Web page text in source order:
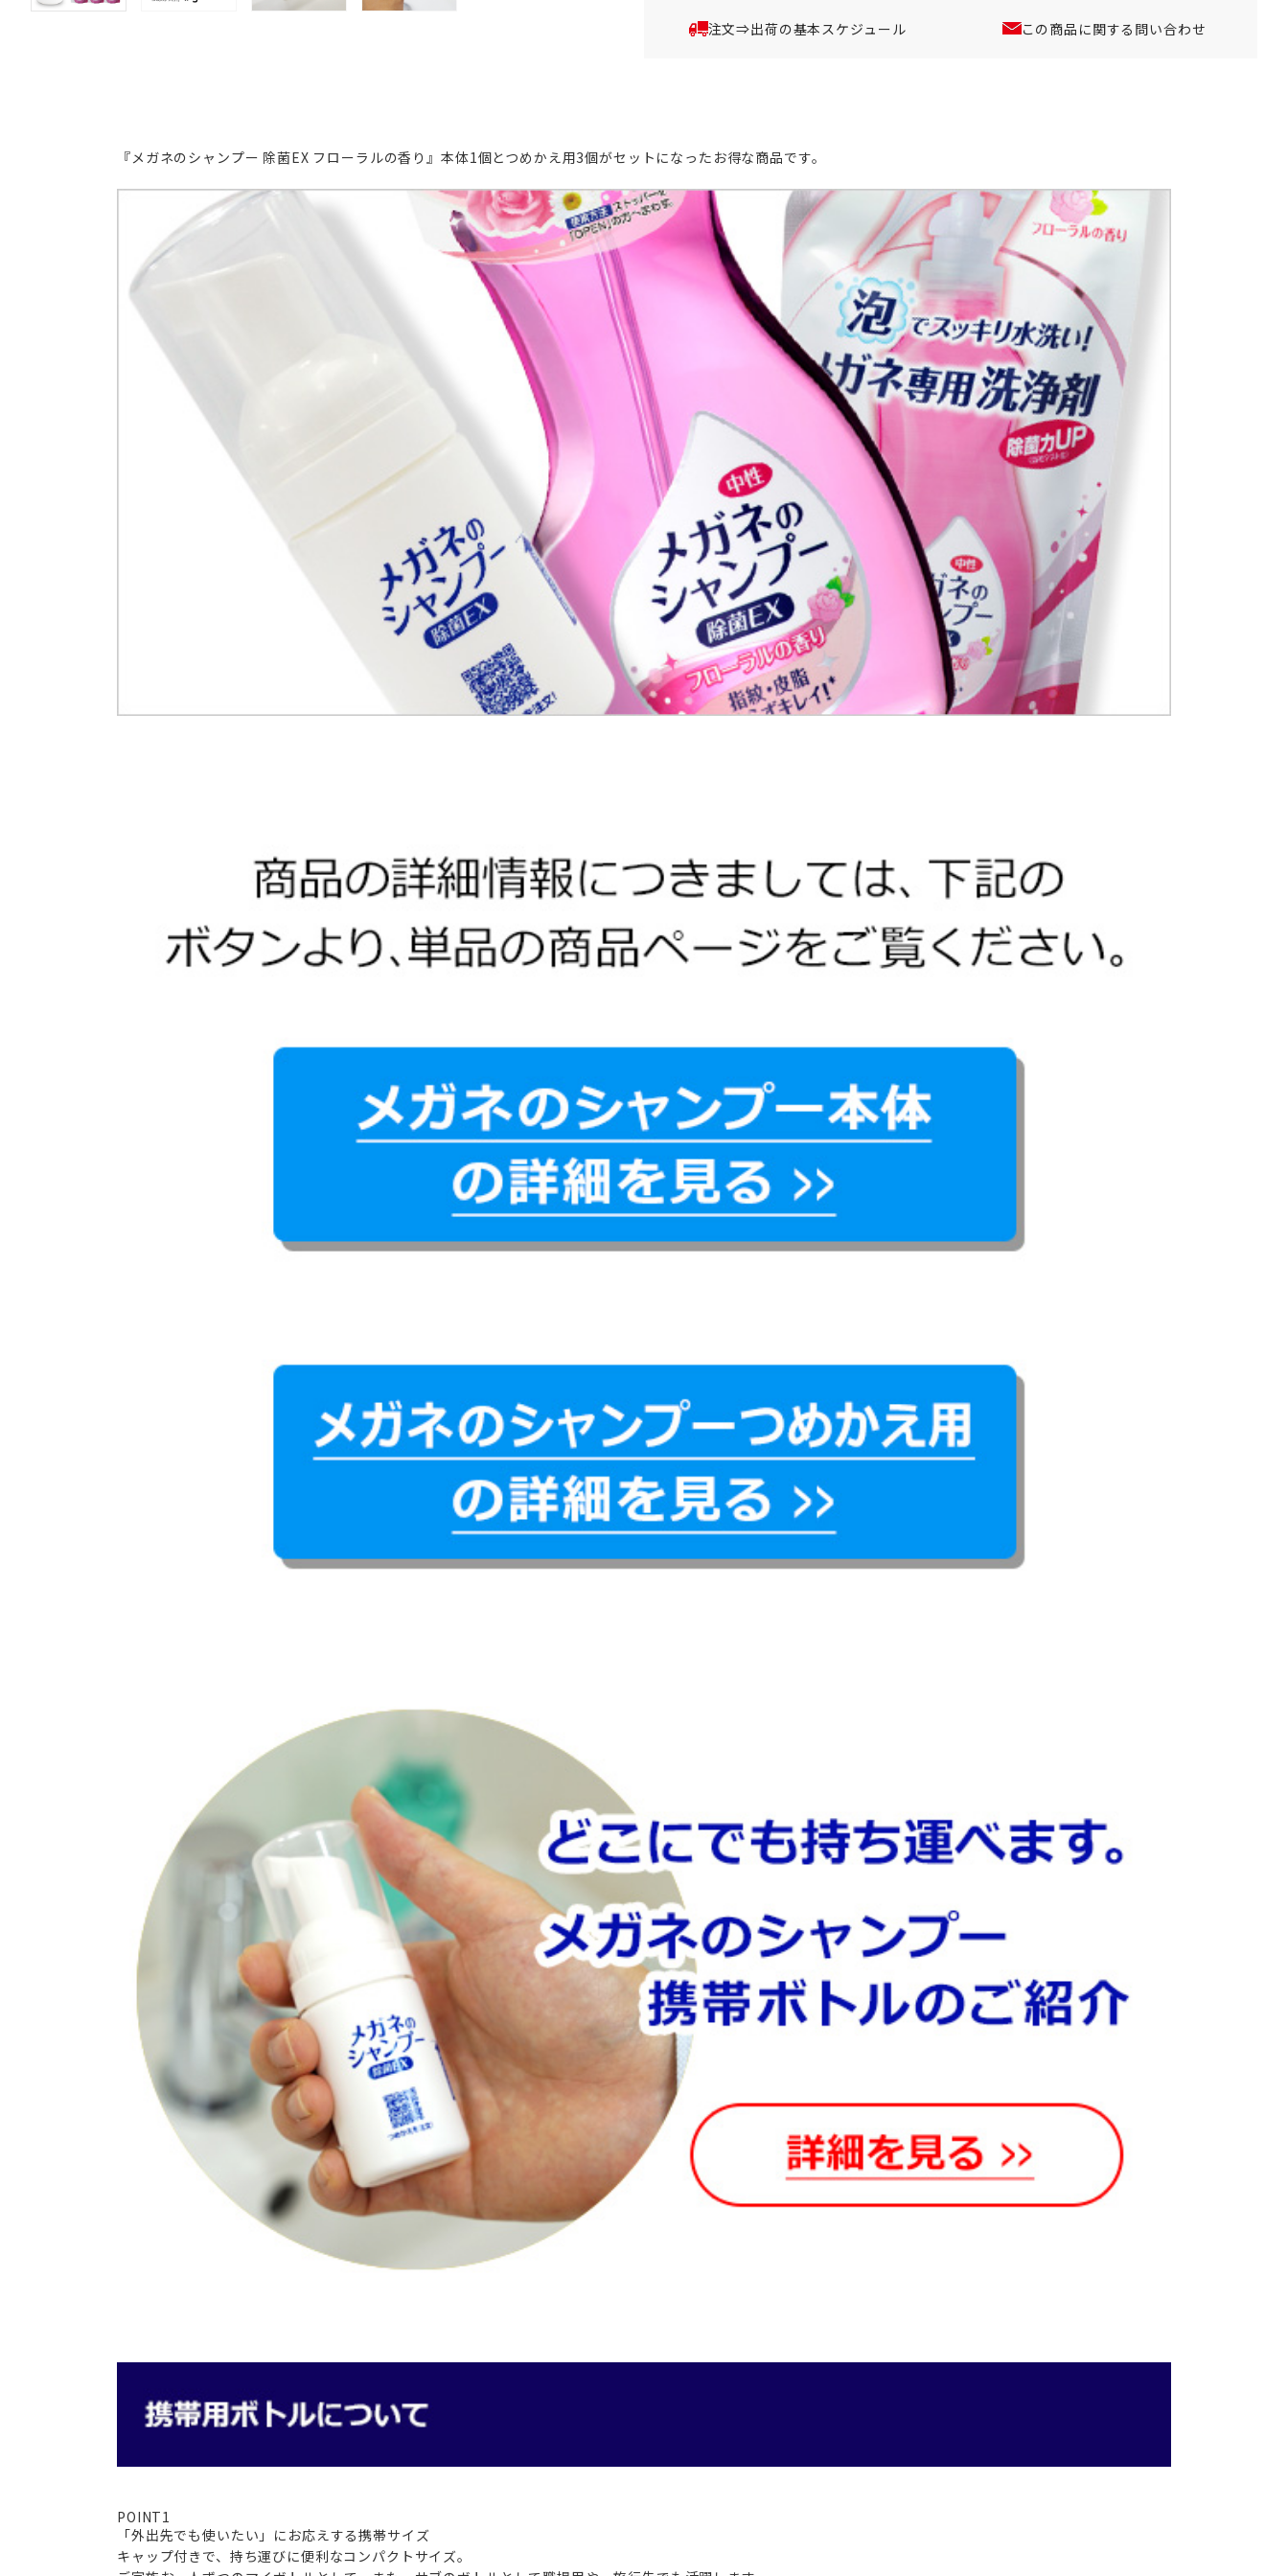
注文⇒出荷の基本スケジュール この商品に関する問い合わせ
『メガネのシャンプー 除菌EX フローラルの香り』本体1個とつめかえ用3個がセットになったお得な商品です。
POINT1
「外出先でも使いたい」にお応えする携帯サイズ
キャップ付きで、持ち運びに便利なコンパクトサイズ。